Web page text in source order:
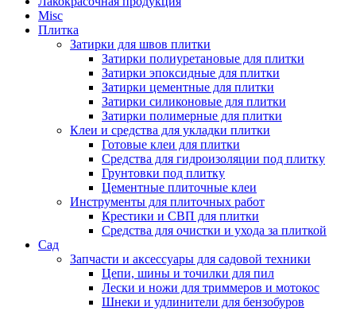
Misc
Плитка
Затирки для швов плитки
Затирки полиуретановые для плитки
Затирки эпоксидные для плитки
Затирки цементные для плитки
Затирки силиконовые для плитки
Затирки полимерные для плитки
Клеи и средства для укладки плитки
Готовые клеи для плитки
Средства для гидроизоляции под плитку
Грунтовки под плитку
Цементные плиточные клеи
Инструменты для плиточных работ
Крестики и СВП для плитки
Средства для очистки и ухода за плиткой
Сад
Запчасти и аксессуары для садовой техники
Цепи, шины и точилки для пил
Лески и ножи для триммеров и мотокос
Шнеки и удлинители для бензобуров